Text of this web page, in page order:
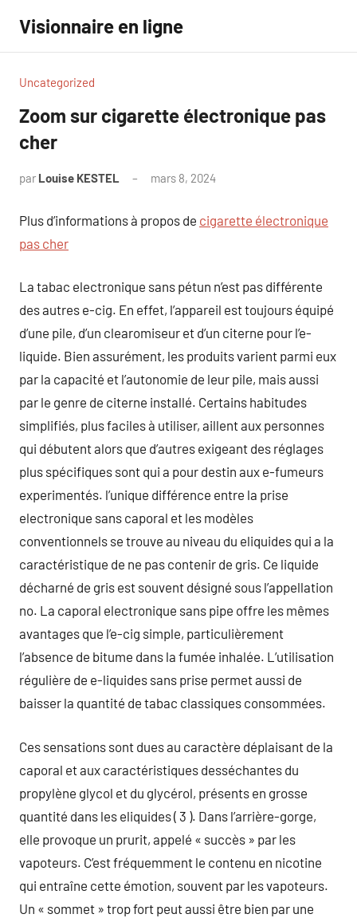
contenu
Visionnaire en ligne
Uncategorized
Zoom sur cigarette électronique pas
cher
par Louise KESTEL mars 8, 2024
Plus d’informations à propos de cigarette électronique
pas cher
La tabac electronique sans pétun n’est pas différente
des autres e-cig. En effet, l’appareil est toujours équipé
d’une pile, d’un clearomiseur et d’un citerne pour l’e-
liquide. Bien assurément, les produits varient parmi eux
par la capacité et l’autonomie de leur pile, mais aussi
par le genre de citerne installé. Certains habitudes
simplifiés, plus faciles à utiliser, aillent aux personnes
qui débutent alors que d’autres exigeant des réglages
plus spécifiques sont qui a pour destin aux e-fumeurs
experimentés. l’unique différence entre la prise
electronique sans caporal et les modèles
conventionnels se trouve au niveau du eliquides qui a la
caractéristique de ne pas contenir de gris. Ce liquide
décharné de gris est souvent désigné sous l’appellation
no. La caporal electronique sans pipe offre les mêmes
avantages que l’e-cig simple, particulièrement
l’absence de bitume dans la fumée inhalée. L’utilisation
régulière de e-liquides sans prise permet aussi de
baisser la quantité de tabac classiques consommées.
Ces sensations sont dues au caractère déplaisant de la
caporal et aux caractéristiques desséchantes du
propylène glycol et du glycérol, présents en grosse
quantité dans les eliquides ( 3 ). Dans l’arrière-gorge,
elle provoque un prurit, appelé « succès » par les
vapoteurs. C’est fréquemment le contenu en nicotine
qui entraîne cette émotion, souvent par les vapoteurs.
Un « sommet » trop fort peut aussi être bien par une